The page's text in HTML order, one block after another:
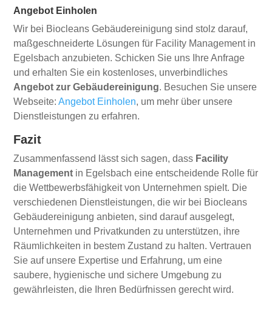
Angebot Einholen
Wir bei Biocleans Gebäudereinigung sind stolz darauf,
maßgeschneiderte Lösungen für Facility Management in
Egelsbach anzubieten. Schicken Sie uns Ihre Anfrage
und erhalten Sie ein kostenloses, unverbindliches
Angebot zur Gebäudereinigung. Besuchen Sie unsere
Webseite:Angebot Einholen, um mehr über unsere
Dienstleistungen zu erfahren.
Fazit
Zusammenfassend lässt sich sagen, dass Facility
Management in Egelsbach eine entscheidende Rolle für
die Wettbewerbsfähigkeit von Unternehmen spielt. Die
verschiedenen Dienstleistungen, die wir bei Biocleans
Gebäudereinigung anbieten, sind darauf ausgelegt,
Unternehmen und Privatkunden zu unterstützen, ihre
Räumlichkeiten in bestem Zustand zu halten. Vertrauen
Sie auf unsere Expertise und Erfahrung, um eine
saubere, hygienische und sichere Umgebung zu
gewährleisten, die Ihren Bedürfnissen gerecht wird.